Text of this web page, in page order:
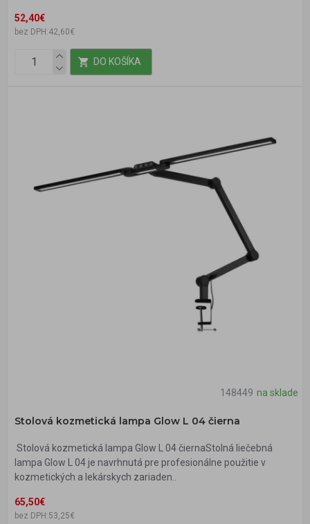
52,40€
bez DPH:42,60€
DO KOŠÍKA
148449 na sklade
Stolová kozmetická lampa Glow L 04 čierna
Stolová kozmetická lampa Glow L 04 čiernaStolná liečebná
lampa Glow L 04 je navrhnutá pre profesionálne použitie v
kozmetických a lekárskych zariaden..
65,50€
bez DPH:53,25€